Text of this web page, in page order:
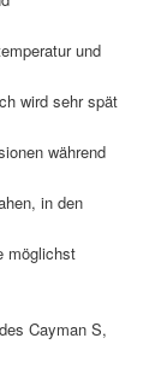
und
wird sehr spät
während
in den
möglichst
Cayman S,